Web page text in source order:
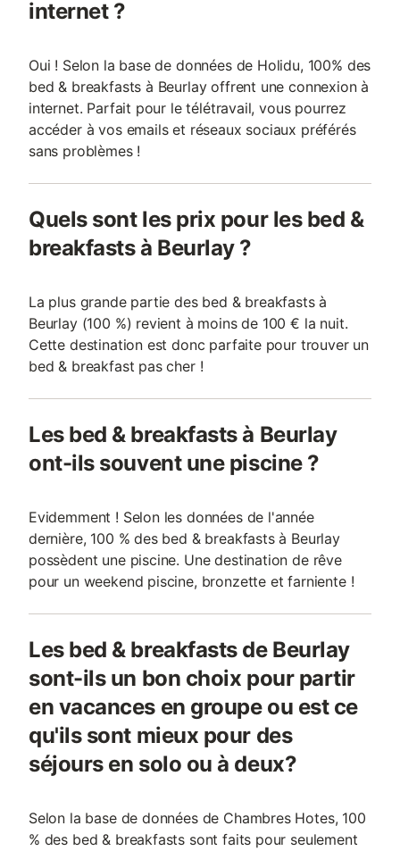
internet ?
Oui ! Selon la base de données de Holidu, 100% des
bed & breakfasts à Beurlay offrent une connexion à
internet. Parfait pour le télétravail, vous pourrez
accéder à vos emails et réseaux sociaux préférés
sans problèmes !
Quels sont les prix pour les bed &
breakfasts à Beurlay ?
La plus grande partie des bed & breakfasts à
Beurlay (100 %) revient à moins de 100 € la nuit.
Cette destination est donc parfaite pour trouver un
bed & breakfast pas cher !
Les bed & breakfasts à Beurlay
ont-ils souvent une piscine ?
Evidemment ! Selon les données de l'année
dernière, 100 % des bed & breakfasts à Beurlay
possèdent une piscine. Une destination de rêve
pour un weekend piscine, bronzette et farniente !
Les bed & breakfasts de Beurlay
sont-ils un bon choix pour partir
en vacances en groupe ou est ce
qu'ils sont mieux pour des
séjours en solo ou à deux?
Selon la base de données de Chambres Hotes, 100
% des bed & breakfasts sont faits pour seulement